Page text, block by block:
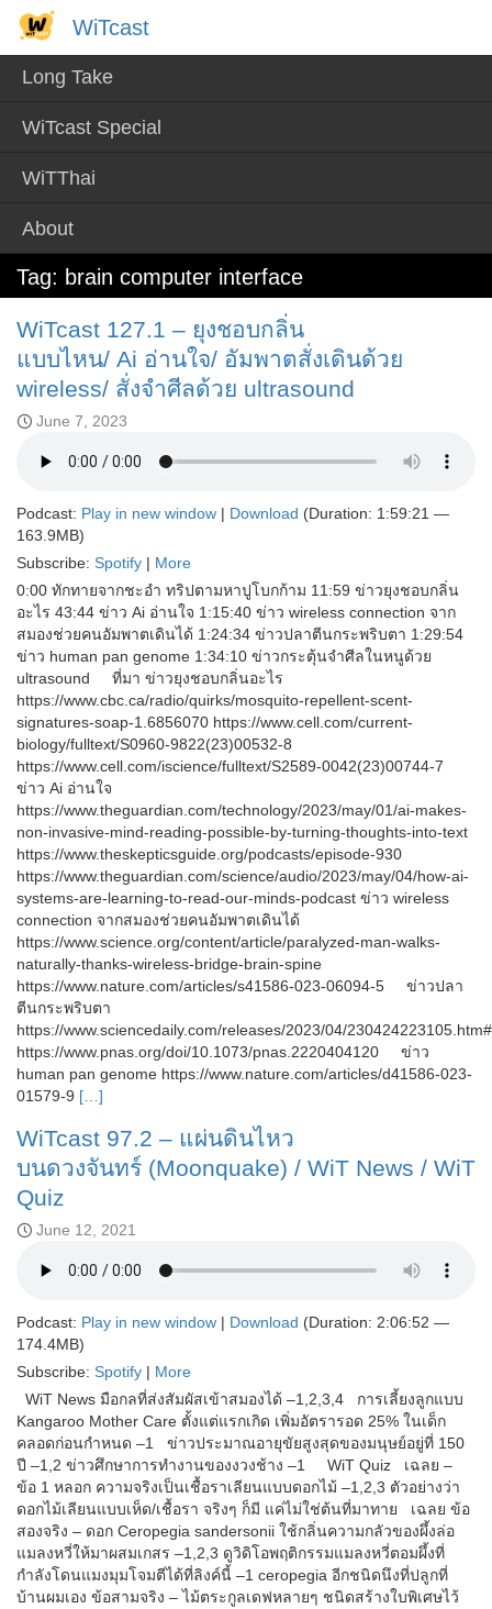
Skip
content
WiTcast
Long Take
WiTcast Special
WiTThai
About
WiTcast
Tag: brain computer interface
WiTcast 127.1 – ยุงชอบกลิ่น
แบบไหน/ Ai อ่านใจ/ อัมพาตสั่งเดินด้วย
wireless/ สั่งจำศีลด้วย ultrasound
June 7, 2023
Podcast: Play in new window | Download (Duration: 1:59:21 —
163.9MB)
Subscribe: Spotify | More
0:00 ทักทายจากชะอำ ทริปตามหาปูโบกก้าม 11:59 ข่าวยุงชอบกลิ่น
อะไร 43:44 ข่าว Ai อ่านใจ 1:15:40 ข่าว wireless connection จาก
สมองช่วยคนอัมพาตเดินได้ 1:24:34 ข่าวปลาตีนกระพริบตา 1:29:54
ข่าว human pan genome 1:34:10 ข่าวกระตุ้นจำศีลในหนูด้วย
ultrasound ที่มา ข่าวยุงชอบกลิ่นอะไร
https://www.cbc.ca/radio/quirks/mosquito-repellent-scent-
signatures-soap-1.6856070 https://www.cell.com/current-
biology/fulltext/S0960-9822(23)00532-8
https://www.cell.com/iscience/fulltext/S2589-0042(23)00744-7
ข่าว Ai อ่านใจ
https://www.theguardian.com/technology/2023/may/01/ai-makes-
non-invasive-mind-reading-possible-by-turning-thoughts-into-text
https://www.theskepticsguide.org/podcasts/episode-930
https://www.theguardian.com/science/audio/2023/may/04/how-ai-
systems-are-learning-to-read-our-minds-podcast ข่าว wireless
connection จากสมองช่วยคนอัมพาตเดินได้
https://www.science.org/content/article/paralyzed-man-walks-
naturally-thanks-wireless-bridge-brain-spine
https://www.nature.com/articles/s41586-023-06094-5 ข่าวปลา
ตีนกระพริบตา
https://www.sciencedaily.com/releases/2023/04/
https://www.pnas.org/doi/10.1073/pnas.2220404120 ข่าว
human pan genome https://www.nature.com/articles/d41586-023-
01579-9 […]
WiTcast 97.2 – แผ่นดินไหว
บนดวงจันทร์ (Moonquake) / WiT News / WiT
Quiz
June 12, 2021
Podcast: Play in new window | Download (Duration: 2:06:52 —
174.4MB)
Subscribe: Spotify | More
WiT News มือกลที่ส่งสัมผัสเข้าสมองได้ –1,2,3,4 การเลี้ยงลูกแบบ
Kangaroo Mother Care ตั้งแต่แรกเกิด เพิ่มอัตรารอด 25% ในเด็ก
คลอดก่อนกำหนด –1 ข่าวประมาณอายุขัยสูงสุดของมนุษย์อยู่ที่ 150
ปี –1,2 ข่าวศึกษาการทำงานของงวงช้าง –1 WiT Quiz เฉลย –
ข้อ 1 หลอก ความจริงเป็นเชื้อราเลียนแบบดอกไม้ –1,2,3 ตัวอย่างว่า
ดอกไม้เลียนแบบเห็ด/เชื้อรา จริงๆ ก็มี แค่ไม่ใช่ต้นที่มาทาย เฉลย ข้อ
สองจริง – ดอก Ceropegia sandersonii ใช้กลิ่นความกลัวของผึ้งล่อ
แมลงหวี่ให้มาผสมเกสร –1,2,3 ดูวิดิโอพฤติกรรมแมลงหวี่ตอมผึ้งที่
กำลังโดนแมงมุมโจมตีได้ที่ลิงค์นี้ –1 ceropegia อีกชนิดนึงที่ปลูกที่
บ้านผมเอง ข้อสามจริง – ไม้ตระกูลเดฟหลายๆ ชนิดสร้างใบพิเศษไว้